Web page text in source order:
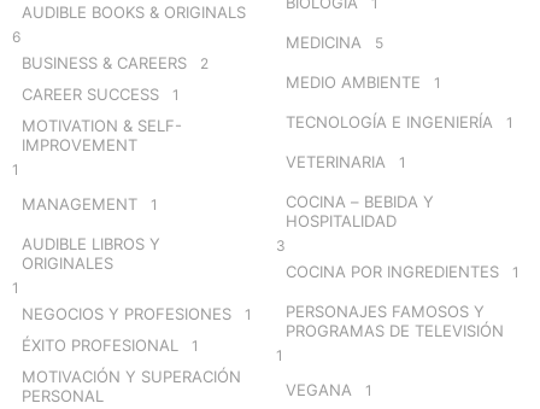
AUDIBLE BOOKS & ORIGINALS
6
BUSINESS & CAREERS 2
CAREER SUCCESS 1
MOTIVATION & SELF-
IMPROVEMENT
1
MANAGEMENT 1
AUDIBLE LIBROS Y
ORIGINALES
1
NEGOCIOS Y PROFESIONES 1
ÉXITO PROFESIONAL 1
MOTIVACIÓN Y SUPERACIÓN
PERSONAL
MEDICINA 5
MEDIO AMBIENTE 1
TECNOLOGÍA E INGENIERÍA 1
VETERINARIA 1
COCINA – BEBIDA Y
HOSPITALIDAD
3
COCINA POR INGREDIENTES 1
PERSONAJES FAMOSOS Y
PROGRAMAS DE TELEVISIÓN
1
VEGANA 1